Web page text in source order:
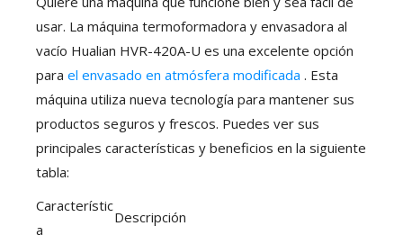
usar. La máquina termoformadora y envasadora al
vacío Hualian HVR-420A-U es una excelente opción
para el envasado en atmósfera modificada . Esta
máquina utiliza nueva tecnología para mantener sus
productos seguros y frescos. Puedes ver sus
principales características y beneficios en la siguiente
tabla:
Característic
a
Descripción